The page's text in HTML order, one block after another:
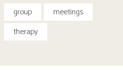
group
meetings
therapy